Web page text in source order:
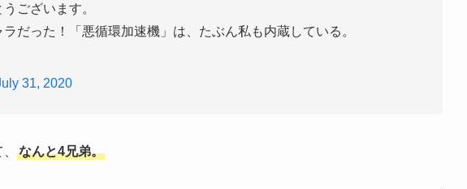
ございます。
だった！「悪循環加速機」は、たぶん私も内蔵している。
31, 2020
なんと4兄弟。